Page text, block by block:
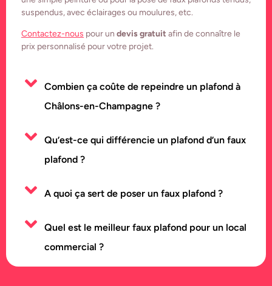
suspendus, avec éclairages ou moulures, etc.
Contactez-nous pour un devis gratuit afin de connaître le
prix personnalisé pour votre projet.
Combien ça coûte de repeindre un plafond à
Châlons-en-Champagne ?
Qu’est-ce qui différencie un plafond d’un faux
plafond ?
A quoi ça sert de poser un faux plafond ?
Quel est le meilleur faux plafond pour un local
commercial ?